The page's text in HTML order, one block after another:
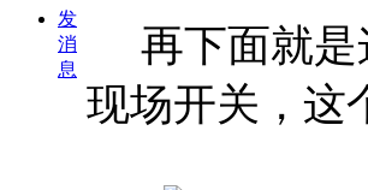
发
消
息
再下面就是
现场开关，这